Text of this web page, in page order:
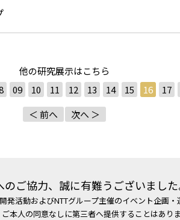
他の研究展示はこちら
09 10 11 12 13 14 15 16 17
＜ 前へ
次へ ＞
のご協力、誠に有難うございました
活動およびNTTグループ主催のイベント企画・
本人の同意なしに第三者へ提供することはありま